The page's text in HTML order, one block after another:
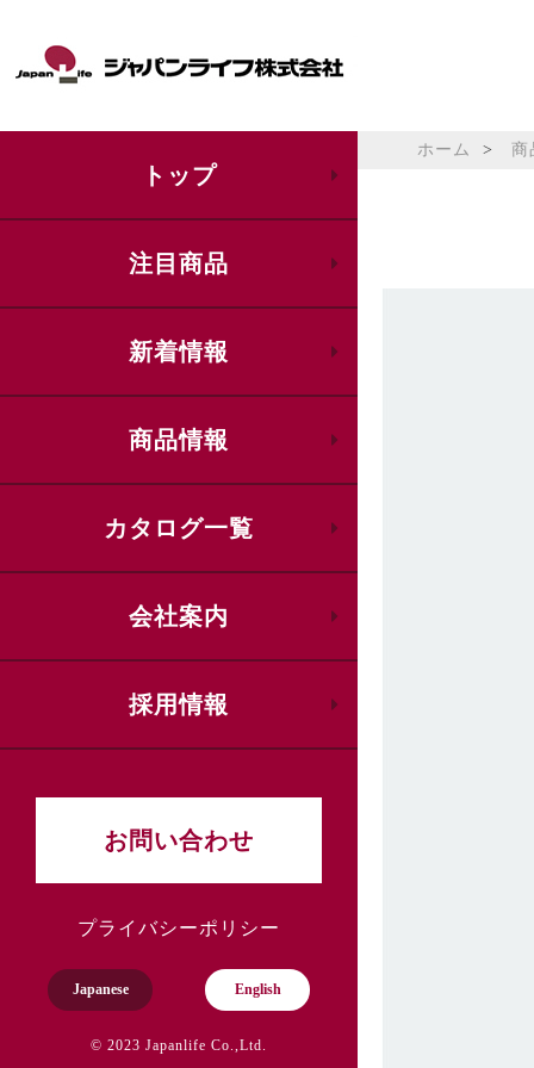
トップ
注目商品
新着情報
商品情報
カタログ一覧
会社案内
採用情報
お問い合わせ
プライバシーポリシー
Japanese English
© 2023 Japanlife Co.,Ltd.
ホーム 商